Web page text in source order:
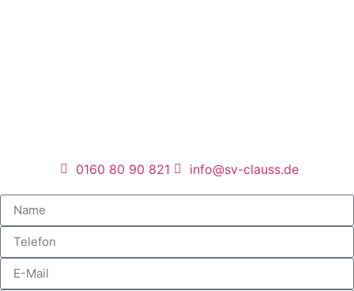
0160 80 90 821 info@sv-clauss.de